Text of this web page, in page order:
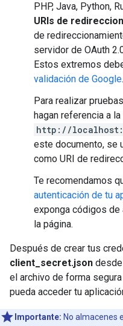
PHP, Java, Python,
URIs de
de
servidor de OAuth
Estos extremos
validación de Google.
Para realizar
hagan referencia a
http://
este documento, se
como URI de
Te recomendamos
autenticación de tu
exponga códigos
la página.
Después de crear tus
client_secret.json
el archivo de forma
pueda acceder tu
Importante: No almacenes